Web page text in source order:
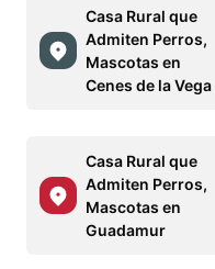
Casa Rural que
Admiten Perros,
Mascotas en
Cenes de la Vega
Casa Rural que
Admiten Perros,
Mascotas en
Guadamur